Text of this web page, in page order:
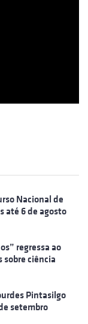
Nacional de
até 6 de agosto
regressa ao
sobre ciência
Pintasilgo
setembro